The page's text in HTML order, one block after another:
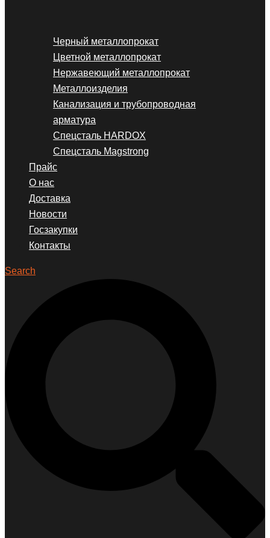
Черный металлопрокат
Цветной металлопрокат
Нержавеющий металлопрокат
Металлоизделия
Канализация и трубопроводная
арматура
Спецсталь HARDOX
Спецсталь Magstrong
Прайс
О нас
Доставка
Новости
Госзакупки
Контакты
Search